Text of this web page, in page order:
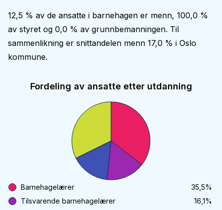
12,5 % av de ansatte i barnehagen er menn, 100,0 %
av styret og 0,0 % av grunnbemanningen. Til
sammenlikning er snittandelen menn 17,0 % i Oslo
kommune.
Fordeling av ansatte etter utdanning
Barnehagelærer 35,5%
Tilsvarende barnehagelærer
16,1%